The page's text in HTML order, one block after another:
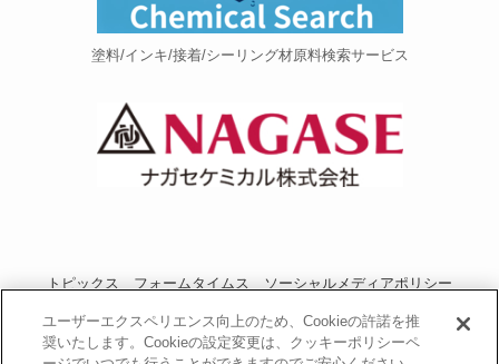
塗料/インキ/接着/シーリング材原料検索サービス
トピックス フォームタイムス
ソーシャルメディアポリシー
プライバシーポリシー
当サイトご利用にあたって
お問い合わせ
運営者情報
NAGASEグループサイト
ユーザーエクスペリエンス向上のため、Cookieの許諾を推
奨いたします。Cookieの設定変更は、クッキーポリシーペ